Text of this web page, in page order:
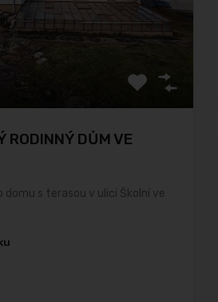
RODINNÝ DŮM VE
domu s terasou v ulici Školní ve